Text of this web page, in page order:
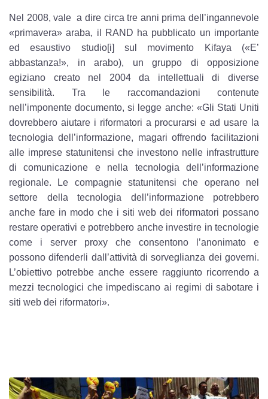
Nel 2008, vale a dire circa tre anni prima dell’ingannevole
«primavera» araba, il RAND ha pubblicato un importante
ed esaustivo studio[i] sul movimento Kifaya («E’
abbastanza!», in arabo), un gruppo di opposizione
egiziano creato nel 2004 da intellettuali di diverse
sensibilità. Tra le raccomandazioni contenute
nell’imponente documento, si legge anche: «Gli Stati Uniti
dovrebbero aiutare i riformatori a procurarsi e ad usare la
tecnologia dell’informazione, magari offrendo facilitazioni
alle imprese statunitensi che investono nelle infrastrutture
di comunicazione e nella tecnologia dell’informazione
regionale. Le compagnie statunitensi che operano nel
settore della tecnologia dell’informazione potrebbero
anche fare in modo che i siti web dei riformatori possano
restare operativi e potrebbero anche investire in tecnologie
come i server proxy che consentono l’anonimato e
possono difenderli dall’attività di sorveglianza dei governi.
L’obiettivo potrebbe anche essere raggiunto ricorrendo a
mezzi tecnologici che impediscano ai regimi di sabotare i
siti web dei riformatori».